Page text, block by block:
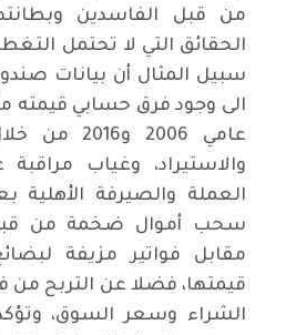
من قبل الفاسدين
الحقائق التي لا تحتمل
سبيل المثال أن بيانات
الى وجود فرق حسابي قيمته
عامي 2006
والاستيراد، وغياب
العملة والصيرفة
سحب أموال ضخمة من قبل
مقابل فواتير مزيفة
قيمتها، فضلا عن التربح
الشراء وسعر السوق،